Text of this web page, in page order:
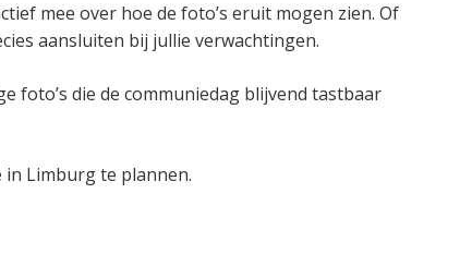
mee over hoe de foto’s eruit mogen zien. Of
aansluiten bij jullie verwachtingen.
die de communiedag blijvend tastbaar
Limburg te plannen.